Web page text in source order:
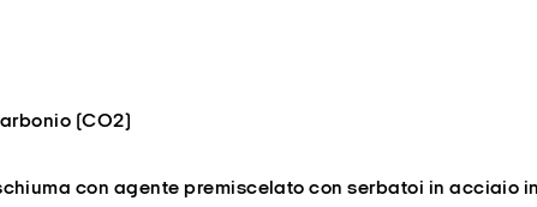
(CO2)
con agente premiscelato con serbatoi in acciaio